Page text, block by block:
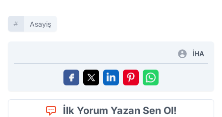
Asayiş
İHA
İlk Yorum Yazan Sen Ol!